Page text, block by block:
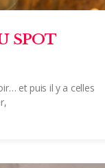
SPOT
et puis il y a celles